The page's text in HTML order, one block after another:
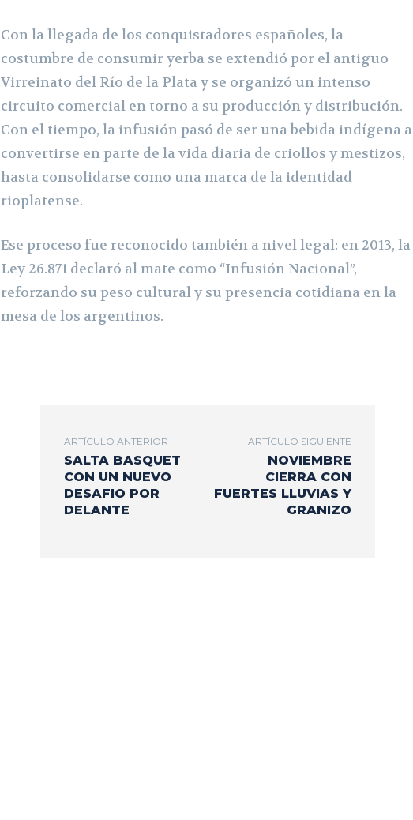
Con la llegada de los conquistadores españoles, la
costumbre de consumir yerba se extendió por el antiguo
Virreinato del Río de la Plata y se organizó un intenso
circuito comercial en torno a su producción y distribución.
Con el tiempo, la infusión pasó de ser una bebida indígena a
convertirse en parte de la vida diaria de criollos y mestizos,
hasta consolidarse como una marca de la identidad
rioplatense.
Ese proceso fue reconocido también a nivel legal: en 2013, la
Ley 26.871 declaró al mate como “Infusión Nacional”,
reforzando su peso cultural y su presencia cotidiana en la
mesa de los argentinos.
ARTÍCULO ANTERIOR
SALTA BASQUET
CON UN NUEVO
DESAFIO POR
DELANTE
ARTÍCULO SIGUIENTE
NOVIEMBRE
CIERRA CON
FUERTES LLUVIAS Y
GRANIZO